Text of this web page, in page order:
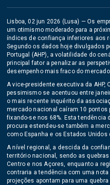
Lisboa, 02 jun 2026 (Lusa) — Os
um otimismo moderado para a
índices de confiança inferiores aos
Segundo os dados hoje divulgados
Portugal (AHP), a volatilidade do
principal fator a penalizar as
desempenho mais fraco do
A vice-presidente executiva da AHP,
pessimismo se acentuou entre
o mais recente inquérito da
mercado nacional caíram 10 pontos
fixando-se nos 68%. Esta tendência
procura estendeu-se também a
como Espanha e os Estados Unidos
A nível regional, a descida da
território nacional, sendo as
Centro e nos Açores, enquanto a
contraria a tendência com uma
projeções apontam para uma